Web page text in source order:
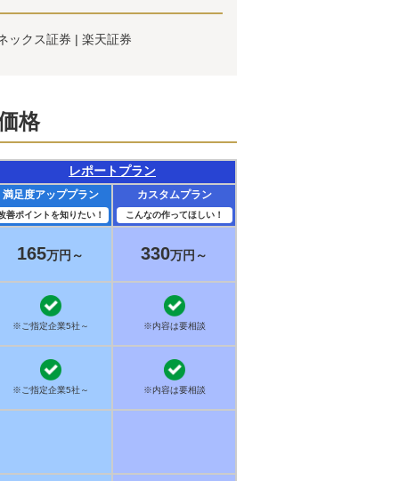
ックス証券 楽天証券
格
レポートプラン
満足度アッププラン
善ポイントを知りたい！
カスタムプラン
こんなの作ってほしい！
165万円～ 330万円～
※ご指定企業5社～ ※内容は要相談
※ご指定企業5社～ ※内容は要相談